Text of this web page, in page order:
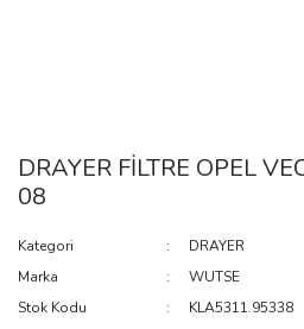
DRAYER FİLTRE OPEL
08
Kategori
DRAYER
Marka
WUTSE
Stok Kodu
KLA5311.95338